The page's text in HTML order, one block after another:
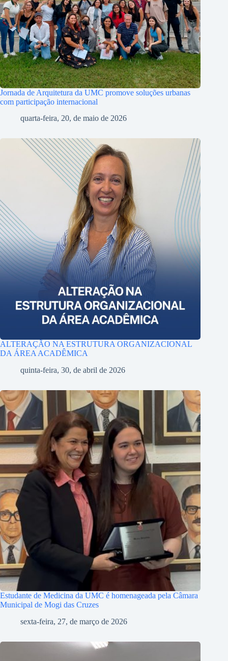
Jornada de Arquitetura da UMC promove soluções urbanas
com participação internacional
quarta-feira, 20, de maio de 2026
ALTERAÇÃO NA ESTRUTURA ORGANIZACIONAL
DA ÁREA ACADÊMICA
quinta-feira, 30, de abril de 2026
Estudante de Medicina da UMC é homenageada pela Câmara
Municipal de Mogi das Cruzes
sexta-feira, 27, de março de 2026